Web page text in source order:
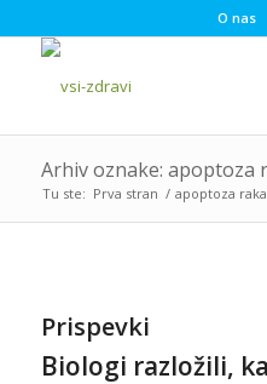
O nas
Arhiv oznake: apoptoza
Tu ste: Prva stran / apoptoza
Prispevki
Biologi razložili,